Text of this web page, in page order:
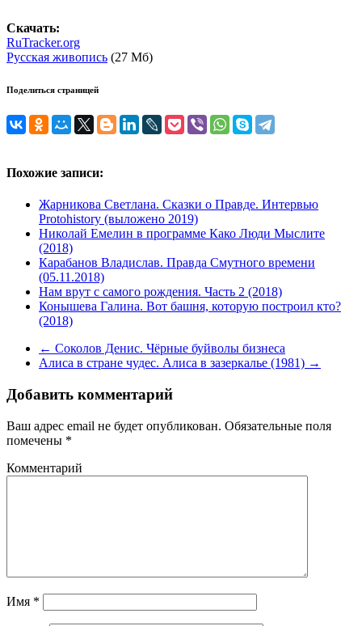
Скачать:
RuTracker.org
Русская живопись (27 Мб)
Поделиться страницей
Похожие записи:
Жарникова Светлана. Сказки о Правде. Интервью
Protohistory (выложено 2019)
Николай Емелин в программе Како Люди Мыслите
(2018)
Карабанов Владислав. Правда Смутного времени
(05.11.2018)
Нам врут с самого рождения. Часть 2 (2018)
Конышева Галина. Вот башня, которую построил кто?
(2018)
← Соколов Денис. Чёрные буйволы бизнеса
Алиса в стране чудес. Алиса в зазеркалье (1981) →
Добавить комментарий
Ваш адрес email не будет опубликован. Обязательные поля
помечены *
Комментарий
Имя *